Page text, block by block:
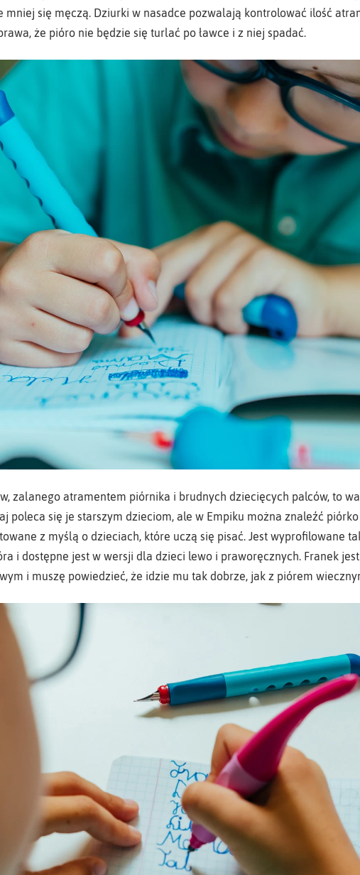
mniej się męczą. Dziurki w nasadce pozwalają kontrolować ilość
że pióro nie będzie się turlać po ławce i z niej spadać.
zalanego atramentem piórnika i brudnych dziecięcych palców, to
poleca się je starszym dzieciom, ale w Empiku można znaleźć
z myślą o dzieciach, które uczą się pisać. Jest wyprofilowane
i dostępne jest w wersji dla dzieci lewo i praworęcznych. Franek
i muszę powiedzieć, że idzie mu tak dobrze, jak z piórem